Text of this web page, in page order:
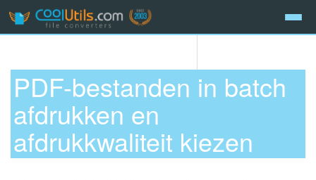
PDF-bestanden in batch
afdrukken en
afdrukkwaliteit kiezen